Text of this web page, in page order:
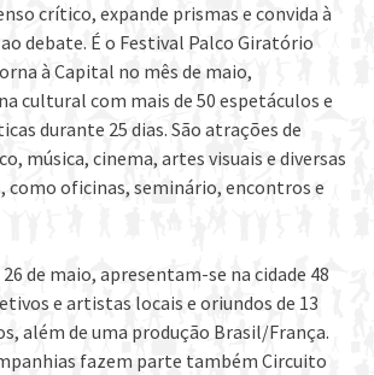
crítico, expande prismas e convida à
debate. É o Festival Palco Giratório
à Capital no mês de maio,
cultural com mais de 50 espetáculos e
durante 25 dias. São atrações de
música, cinema, artes visuais e diversas
como oficinas, seminário, encontros e
de maio, apresentam-se na cidade 48
e artistas locais e oriundos de 13
além de uma produção Brasil/França.
fazem parte também Circuito